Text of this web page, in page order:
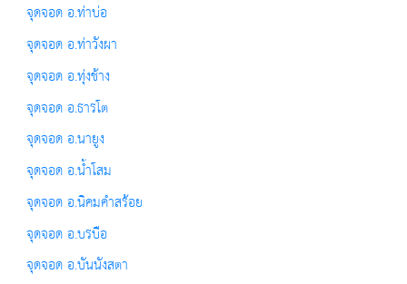
จุดจอด อ.ท่าบ่อ
จุดจอด อ.ท่าวังผา
จุดจอด อ.ทุ่งช้าง
จุดจอด อ.ธารโต
จุดจอด อ.นายูง
จุดจอด อ.น้ำโสม
จุดจอด อ.นิคมคำสร้อย
จุดจอด อ.บรบือ
จุดจอด อ.บันนังสตา